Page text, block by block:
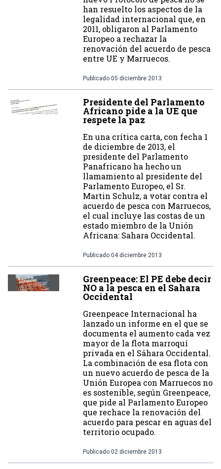
han resuelto los aspectos de la
legalidad internacional que, en
2011, obligaron al Parlamento
Europeo a rechazar la
renovación del acuerdo de pesca
entre UE y Marruecos.
Publicado 05 diciembre 2013
Presidente del Parlamento
Africano pide a la UE que
respete la paz
En una crítica carta, con fecha 1
de diciembre de 2013, el
presidente del Parlamento
Panafricano ha hecho un
llamamiento al presidente del
Parlamento Europeo, el Sr.
Martin Schulz, a votar contra el
acuerdo de pesca con Marruecos,
el cual incluye las costas de un
estado miembro de la Unión
Africana: Sahara Occidental.
Publicado 04 diciembre 2013
Greenpeace: El PE debe decir
NO a la pesca en el Sahara
Occidental
Greenpeace Internacional ha
lanzado un informe en el que se
documenta el aumento cada vez
mayor de la flota marroquí
privada en el Sáhara Occidental.
La combinación de esa flota con
un nuevo acuerdo de pesca de la
Unión Europea con Marruecos no
es sostenible, según Greenpeace,
que pide al Parlamento Europeo
que rechace la renovación del
acuerdo para pescar en aguas del
territorio ocupado.
Publicado 02 diciembre 2013